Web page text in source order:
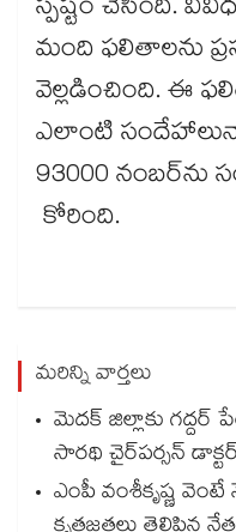
స్పష్టం చేసింది.
మంది ఫలితాలను
వెల్లడించింది. ఈ
ఎలాంటి సందేహాలున్నా
93000 నంబర్‌‌ను
కోరింది.
మరిన్ని వార్తలు
మెదక్ జిల్లాకు గద్దర్
సారథి చైర్‌‌పర్సన్
ఎంపీ వంశీకృష్ణ